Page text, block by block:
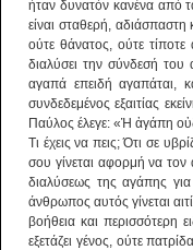
ήταν δυνατόν κανένα από
είναι σταθερή, αδιάσπαστη
ούτε θάνατος, ούτε
διαλύσει την σύνδεσή του
αγαπά επειδή αγαπάται,
συνδεδεμένος εξαιτίας
Παύλος έλεγε: «Ἡ ἀγάπη
Τι έχεις να πεις; Ότι σε
σου γίνεται αφορμή να τον
διαλύσεως της αγάπης
άνθρωπος αυτός γίνεται
βοήθεια και περισσότερη
εξετάζει γένος, ούτε